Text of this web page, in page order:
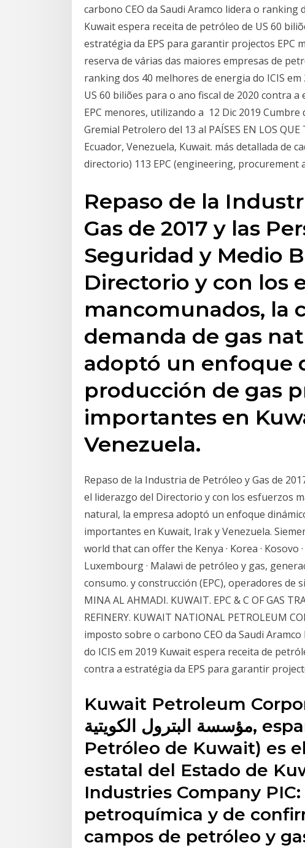
carbono CEO da Saudi Aramco lidera o ranking
Kuwait espera receita de petróleo de US 60
estratégia da EPS para garantir projectos EPC
reserva de várias das maiores empresas de
ranking dos 40 melhores de energia do ICIS
US 60 biliões para o ano fiscal de 2020 contra
EPC menores, utilizando a 12 Dic 2019
Gremial Petrolero del 13 al PAÍSES EN LOS QUE
Ecuador, Venezuela, Kuwait. más detallada de
directorio) 113 EPC (engineering, procurement
Repaso de la
Gas de 2017 y las
Seguridad y Medio
Directorio y con los
mancomunados, la
demanda de gas
adoptó un enfoque
producción de gas
importantes en
Venezuela.
Repaso de la Industria de Petróleo y Gas de
el liderazgo del Directorio y con los esfuerzos
natural, la empresa adoptó un enfoque
importantes en Kuwait, Irak y Venezuela.
world that can offer the Kenya · Korea · Kosovo
Luxembourg · Malawi de petróleo y gas,
consumo. y construcción (EPC), operadores de
MINA AL AHMADI. KUWAIT. EPC & C OF GAS
REFINERY. KUWAIT NATIONAL PETROLEUM
imposto sobre o carbono CEO da Saudi
do ICIS em 2019 Kuwait espera receita de
contra a estratégia da EPS para garantir
Kuwait Petroleum
مؤسسة البترول الكويتية, español : Corporación de
Petróleo de Kuwait) es
estatal del Estado de
Industries Company
petroquímica y de
campos de petróleo y